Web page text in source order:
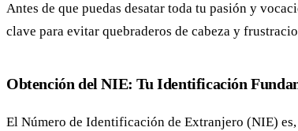
Antes de que puedas desatar toda tu pasión y
clave para evitar quebraderos de cabeza y
Obtención del NIE: Tu Identificación
El Número de Identificación de Extranjero (NIE)